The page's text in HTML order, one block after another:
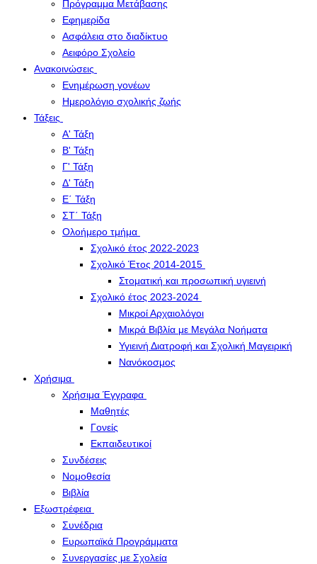
Πρόγραμμα Μετάβασης
Εφημερίδα
Ασφάλεια στο διαδίκτυο
Αειφόρο Σχολείο
Ανακοινώσεις
Ενημέρωση γονέων
Ημερολόγιο σχολικής ζωής
Τάξεις
Α' Τάξη
Β' Τάξη
Γ' Τάξη
Δ' Τάξη
Ε΄ Τάξη
ΣΤ΄ Τάξη
Ολοήμερο τμήμα
Σχολικό έτος 2022-2023
Σχολικό Έτος 2014-2015
Στοματική και προσωπική υγιεινή
Σχολικό έτος 2023-2024
Μικροί Αρχαιολόγοι
Μικρά Βιβλία με Μεγάλα Νοήματα
Υγιεινή Διατροφή και Σχολική Μαγειρική
Νανόκοσμος
Χρήσιμα
Χρήσιμα Έγγραφα
Μαθητές
Γονείς
Εκπαιδευτικοί
Συνδέσεις
Νομοθεσία
Βιβλία
Εξωστρέφεια
Συνέδρια
Ευρωπαϊκά Προγράμματα
Συνεργασίες με Σχολεία